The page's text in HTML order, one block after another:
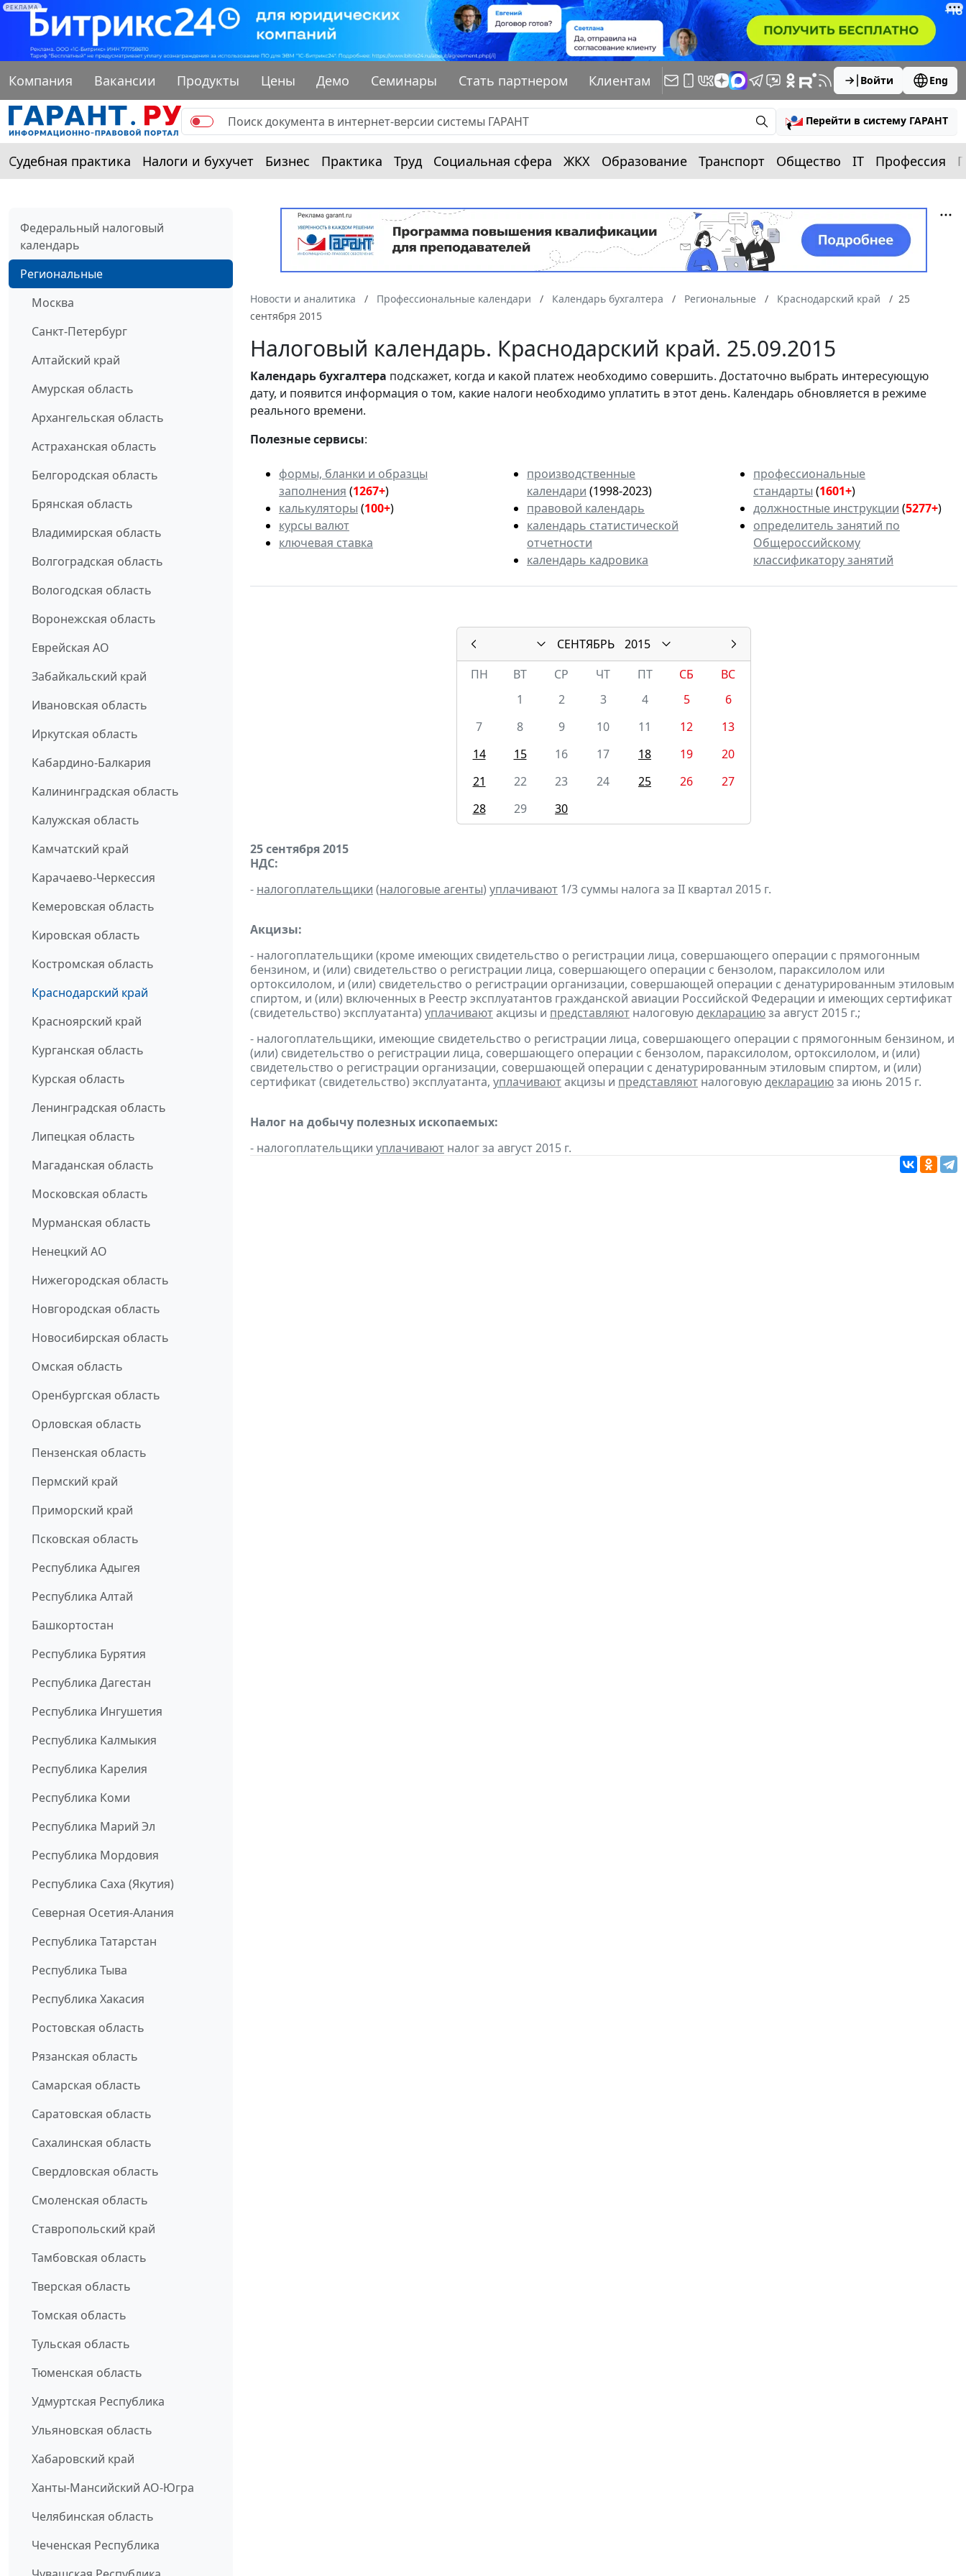
РЕКЛАМА
Компания Вакансии Продукты Цены Демо Семинары Стать партнером Клиентам Войти Eng
Перейти в систему ГАРАНТ
Судебная практика Налоги и бухучет Бизнес Практика Труд Социальная сфера ЖКХ Образование Транспорт Общество IT Профессия
Федеральный налоговый
календарь
Региональные
Москва
Санкт-Петербург
Алтайский край
Амурская область
Архангельская область
Астраханская область
Белгородская область
Брянская область
Владимирская область
Волгоградская область
Вологодская область
Воронежская область
Еврейская АО
Забайкальский край
Ивановская область
Иркутская область
Кабардино-Балкария
Калининградская область
Калужская область
Камчатский край
Карачаево-Черкессия
Кемеровская область
Кировская область
Костромская область
Краснодарский край
Красноярский край
Курганская область
Курская область
Ленинградская область
Липецкая область
Магаданская область
Московская область
Мурманская область
Ненецкий АО
Нижегородская область
Новгородская область
Новосибирская область
Омская область
Оренбургская область
Орловская область
Пензенская область
Пермский край
Приморский край
Псковская область
Республика Адыгея
Республика Алтай
Башкортостан
Республика Бурятия
Республика Дагестан
Республика Ингушетия
Республика Калмыкия
Республика Карелия
Республика Коми
Республика Марий Эл
Республика Мордовия
Республика Саха (Якутия)
Северная Осетия-Алания
Республика Татарстан
Республика Тыва
Республика Хакасия
Ростовская область
Рязанская область
Самарская область
Саратовская область
Сахалинская область
Свердловская область
Смоленская область
Ставропольский край
Тамбовская область
Тверская область
Томская область
Тульская область
Тюменская область
Удмуртская Республика
Ульяновская область
Хабаровский край
Ханты-Мансийский АО-Югра
Челябинская область
Чеченская Республика
Новости и аналитика Профессиональные календари Календарь бухгалтера Региональные Краснодарский край
25
сентября 2015
Налоговый календарь. Краснодарский край. 25.09.2015
Календарьбухгалтера подскажет, когда и какой платеж необходимо совершить. Достаточно выбрать интересующую
дату, и появится информация о том, какие налоги необходимо уплатить в этот день. Календарь обновляется в режиме
реального времени.
Полезные сервисы:
формы, бланки и образцы
заполнения (1267+)
калькуляторы (100+)
курсы валют
ключевая ставка
производственные
календари (1998-2023)
правовой календарь
календарь статистической
отчетности
календарь кадровика
профессиональные
стандарты (1601+)
должностные инструкции (5277+)
определитель занятий по
Общероссийскому
классификатору занятий
СЕНТЯБРЬ
2015
ПН
ВТ СР ЧТ ПТ СБ
ВС
1
2 3 4 5
6
7
8 9 10 11 12
13
14
15 16 17 18 19
20
21
22 23 24 25 26
27
28
29 30
25 сентября 2015
НДС:
- налогоплательщики (налоговые агенты) уплачивают 1/3 суммы налога за II квартал 2015 г.
Акцизы:
- налогоплательщики (кроме имеющих свидетельство о регистрации лица, совершающего операции с прямогонным
бензином, и (или) свидетельство о регистрации лица, совершающего операции с бензолом, параксилолом или
ортоксилолом, и (или) свидетельство о регистрации организации, совершающей операции с денатурированным этиловым
спиртом, и (или) включенных в Реестр эксплуатантов гражданской авиации Российской Федерации и имеющих сертификат
(свидетельство) эксплуатанта) уплачиваютакцизы и представляют налоговуюдекларациюза август 2015 г.;
- налогоплательщики, имеющие свидетельство о регистрации лица, совершающего операции с прямогонным бензином, и
(или) свидетельство о регистрации лица, совершающего операции с бензолом, параксилолом, ортоксилолом, и (или)
свидетельство о регистрации организации, совершающей операции с денатурированным этиловым спиртом, и (или)
сертификат (свидетельство) эксплуатанта, уплачиваютакцизы и представляют налоговуюдекларациюза июнь 2015 г.
Налог на добычу полезных ископаемых:
- налогоплательщики уплачивают налог за август 2015 г.